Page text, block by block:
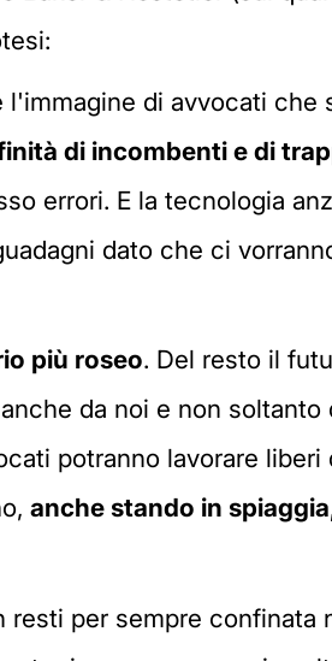
l'immagine di avvocati
di incombenti e di
errori. E la tecnologia
dato che ci
più roseo. Del resto il
da noi e non
potranno lavorare
anche stando in
per sempre